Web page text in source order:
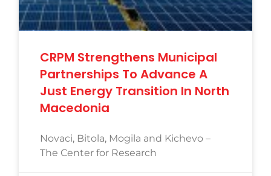
CRPM Strengthens Municipal
Partnerships To Advance A
Just Energy Transition In North
Macedonia
Novaci, Bitola, Mogila and Kichevo –
The Center for Research